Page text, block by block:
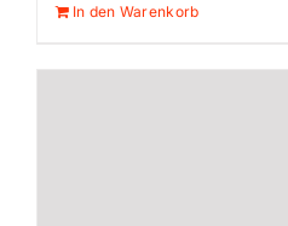
In den Warenkorb